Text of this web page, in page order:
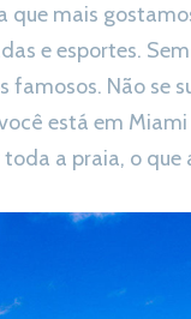
que mais
e esportes.
famosos. Não se
está em
a praia, o